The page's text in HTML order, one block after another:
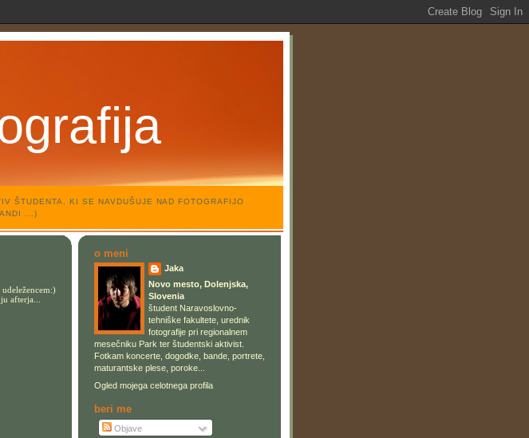
ŠTUDENTA, KI SE NAVDUŠUJE NAD FOTOGRAFIJO
...)
afterja...
o meni
Jaka
Novo mesto, Dolenjska,
Slovenia
študent Naravoslovno-
tehniške fakultete, urednik
fotografije pri regionalnem
mesečniku Park ter študentski aktivist.
Fotkam koncerte, dogodke, bande, portrete,
maturantske plese, poroke...
Ogled mojega celotnega profila
beri me
Objave